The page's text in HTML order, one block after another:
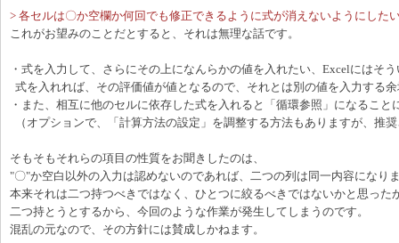
> 各セルは〇か空欄か何回でも修正できるように式が消えないようにした
これがお望みのことだとすると、それは無理な話です。
・式を入力して、さらにその上になんらかの値を入れたい、Excelにはそ
式を入れれば、その評価値が値となるので、それとは別の値を入力する
・また、相互に他のセルに依存した式を入れると「循環参照」になること
（オプションで、「計算方法の設定」を調整する方法もありますが、推
そもそもそれらの項目の性質をお聞きしたのは、
"〇"か空白以外の入力は認めないのであれば、二つの列は同一内容になり
本来それは二つ持つべきではなく、ひとつに絞るべきではないかと思った
二つ持とうとするから、今回のような作業が発生してしまうのです。
混乱の元なので、その方針には賛成しかねます。